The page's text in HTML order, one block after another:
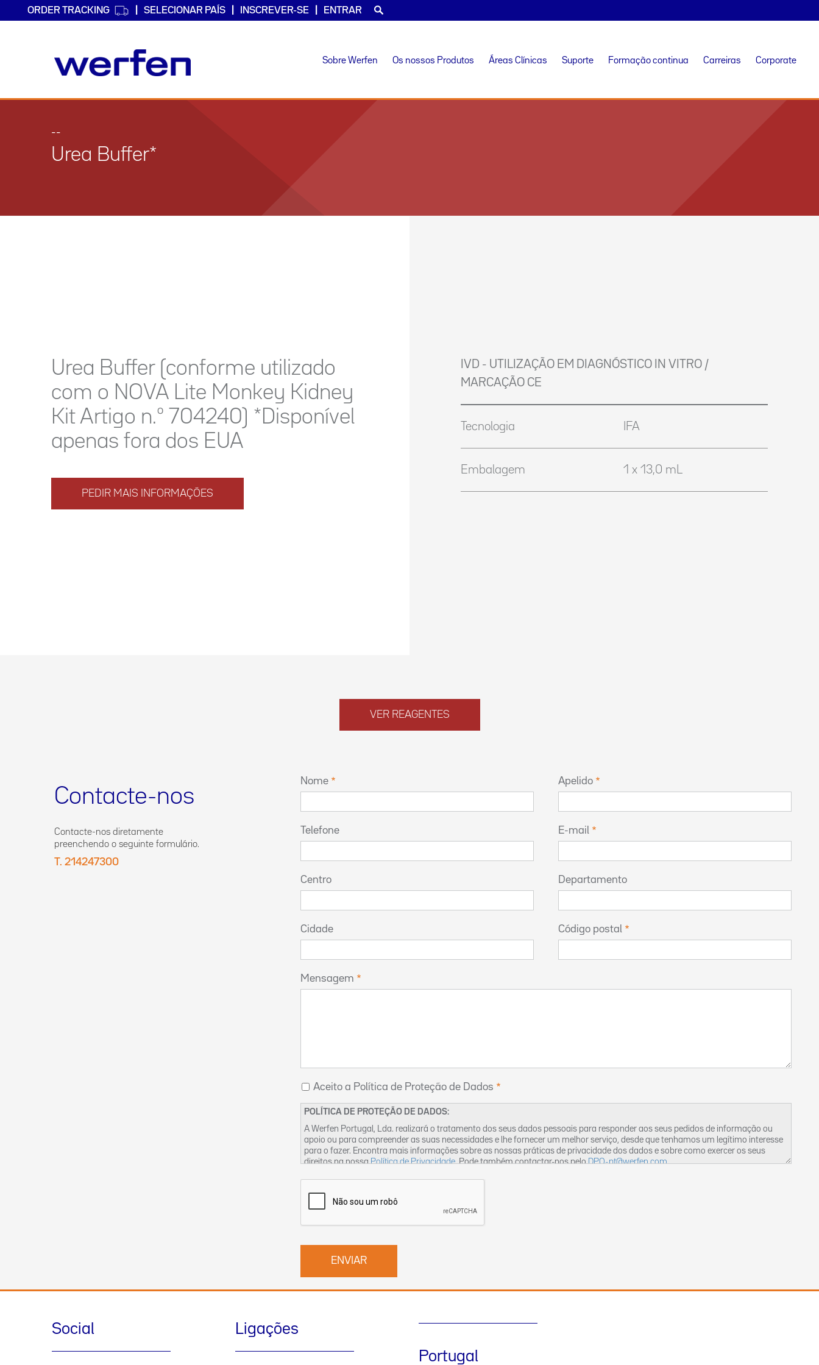
ORDER TRACKING SELECIONAR PAÍS INSCREVER-SE ENTRAR
Sobre Werfen Os nossos Produtos Áreas Clínicas Suporte Formação continua Carreiras Corporate
--
Urea Buffer*
Urea Buffer (conforme utilizado
com o NOVA Lite Monkey Kidney
Kit Artigo n.º 704240) *Disponível
apenas fora dos EUA
PEDIR MAIS INFORMAÇÕES
IVD - UTILIZAÇÃO EM DIAGNÓSTICO IN VITRO /
MARCAÇÃO CE
Tecnologia IFA
Embalagem 1 x 13,0 mL
VER REAGENTES
Contacte-nos
Contacte-nos diretamente
preenchendo o seguinte formulário.
T. 214247300
Nome Apelido
Telefone E-mail
Centro Departamento
Cidade Código postal
Mensagem
Aceito a Política de Proteção de Dados
POLÍTICA DE PROTEÇÃO DE DADOS:
A Werfen Portugal, Lda. realizará o tratamento dos seus dados pessoais para responder aos seus pedidos de informação ou
apoio ou para compreender as suas necessidades e lhe fornecer um melhor serviço, desde que tenhamos um legítimo interesse
para o fazer. Encontra mais informações sobre as nossas práticas de privacidade dos dados e sobre como exercer os seus
direitos na nossaPolítica de Privacidade. Pode também contactar-nos peloDPO-pt@werfen.com.
Social
Ligações
Portugal